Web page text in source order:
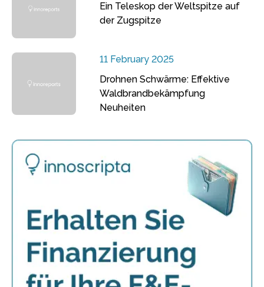
Ein Teleskop der Weltspitze auf
der Zugspitze
11 February 2025
Drohnen Schwärme: Effektive
Waldbrandbekämpfung
Neuheiten